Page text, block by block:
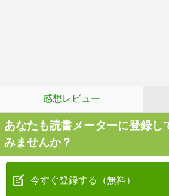
感想レビュー
あなたも読書メーターに登録し
みませんか？
今すぐ登録する（無料）